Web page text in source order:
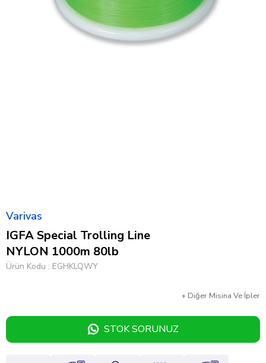
Varivas
IGFA Special Trolling Line
NYLON 1000m 80lb
Ürün Kodu EGHKLQWY
+ Diğer Misina Ve İpler
STOK SORUNUZ